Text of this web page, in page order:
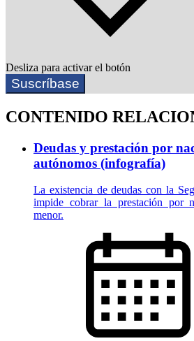
Desliza para activar el botón
Suscríbase
CONTENIDO
Deudas y prestación por
autónomos (infografía)
La existencia de deudas con la
impide cobrar la prestación por
menor.